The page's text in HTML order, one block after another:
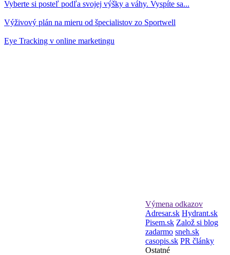
Vyberte si posteľ podľa svojej výšky a váhy. Vyspíte sa...
Výživový plán na mieru od špecialistov zo Sportwell
Eye Tracking v online marketingu
Výmena odkazov
Adresar.sk Hydrant.sk
Pisem.sk Založ si blog
zadarmo sneh.sk
casopis.sk PR články
Ostatné